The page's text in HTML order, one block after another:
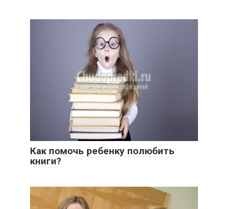
Как помочь ребенку полюбить
книги?